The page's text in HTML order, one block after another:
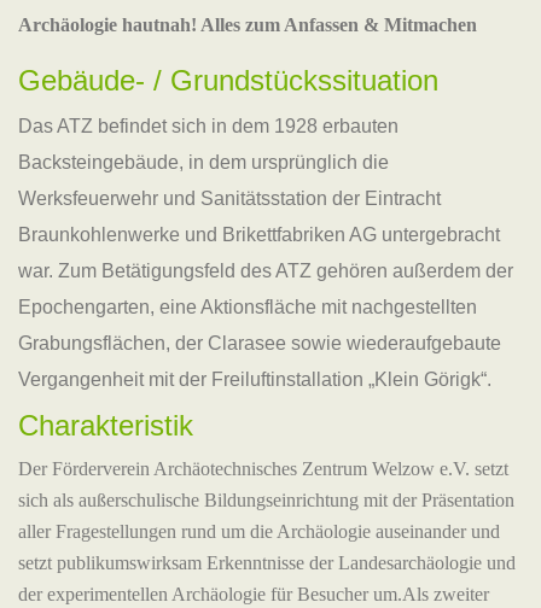
Archäologie hautnah! Alles zum Anfassen & Mitmachen
Gebäude- / Grundstückssituation
Das ATZ befindet sich in dem 1928 erbauten
Backsteingebäude, in dem ursprünglich die
Werksfeuerwehr und Sanitätsstation der Eintracht
Braunkohlenwerke und Brikettfabriken AG untergebracht
war. Zum Betätigungsfeld des ATZ gehören außerdem der
Epochengarten, eine Aktionsfläche mit nachgestellten
Grabungsflächen, der Clarasee sowie wiederaufgebaute
Vergangenheit mit der Freiluftinstallation „Klein Görigk“.
Charakteristik
Der Förderverein Archäotechnisches Zentrum Welzow e.V. setzt
sich als außerschulische Bildungseinrichtung mit der Präsentation
aller Fragestellungen rund um die Archäologie auseinander und
setzt publikumswirksam Erkenntnisse der Landesarchäologie und
der experimentellen Archäologie für Besucher um.Als zweiter